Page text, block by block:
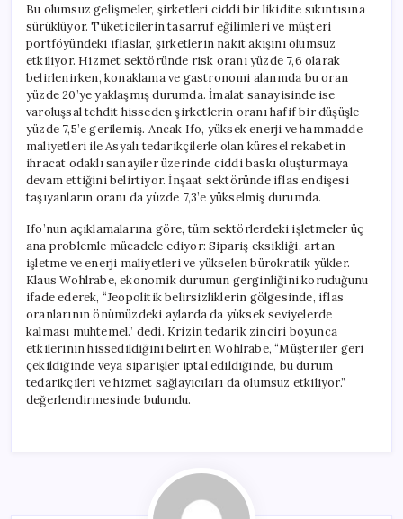
Bu olumsuz gelişmeler, şirketleri ciddi bir likidite sıkıntısına
sürüklüyor. Tüketicilerin tasarruf eğilimleri ve müşteri
portföyündeki iflaslar, şirketlerin nakit akışını olumsuz
etkiliyor. Hizmet sektöründe risk oranı yüzde 7,6 olarak
belirlenirken, konaklama ve gastronomi alanında bu oran
yüzde 20’ye yaklaşmış durumda. İmalat sanayisinde ise
varoluşsal tehdit hisseden şirketlerin oranı hafif bir düşüşle
yüzde 7,5’e gerilemiş. Ancak Ifo, yüksek enerji ve hammadde
maliyetleri ile Asyalı tedarikçilerle olan küresel rekabetin
ihracat odaklı sanayiler üzerinde ciddi baskı oluşturmaya
devam ettiğini belirtiyor. İnşaat sektöründe iflas endişesi
taşıyanların oranı da yüzde 7,3’e yükselmiş durumda.
Ifo’nun açıklamalarına göre, tüm sektörlerdeki işletmeler üç
ana problemle mücadele ediyor: Sipariş eksikliği, artan
işletme ve enerji maliyetleri ve yükselen bürokratik yükler.
Klaus Wohlrabe, ekonomik durumun gerginliğini koruduğunu
ifade ederek, “Jeopolitik belirsizliklerin gölgesinde, iflas
oranlarının önümüzdeki aylarda da yüksek seviyelerde
kalması muhtemel.” dedi. Krizin tedarik zinciri boyunca
etkilerinin hissedildiğini belirten Wohlrabe, “Müşteriler geri
çekildiğinde veya siparişler iptal edildiğinde, bu durum
tedarikçileri ve hizmet sağlayıcıları da olumsuz etkiliyor.”
değerlendirmesinde bulundu.